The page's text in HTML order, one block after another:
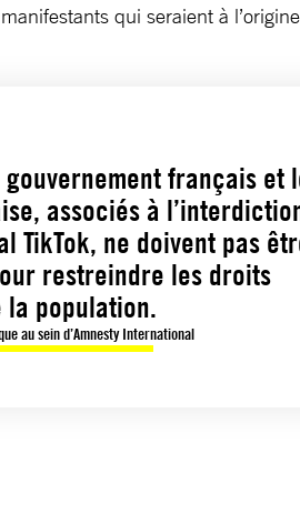
qui seraient à
français et
associés à
TikTok, ne doivent pas
restreindre les droits
la population.
au sein d’Amnesty International